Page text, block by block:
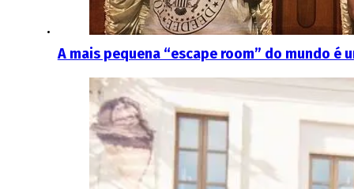
A mais pequena “escape room” do mundo